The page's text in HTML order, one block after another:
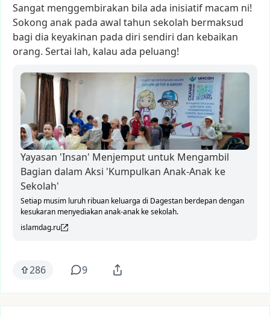
Sangat menggembirakan bila ada inisiatif macam ni!
Sokong anak pada awal tahun sekolah bermaksud
bagi dia keyakinan pada diri sendiri dan kebaikan
orang. Sertai lah, kalau ada peluang!
Yayasan 'Insan' Menjemput untuk Mengambil
Bagian dalam Aksi 'Kumpulkan Anak-Anak ke
Sekolah'
Setiap musim luruh ribuan keluarga di Dagestan berdepan dengan
kesukaran menyediakan anak-anak ke sekolah.
islamdag.ru
286 9